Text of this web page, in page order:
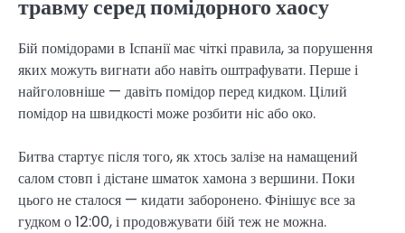
травму серед помідорного хаосу
Бій помідорами в Іспанії має чіткі правила, за порушення
яких можуть вигнати або навіть оштрафувати. Перше і
найголовніше — давіть помідор перед кидком. Цілий
помідор на швидкості може розбити ніс або око.
Битва стартує після того, як хтось залізе на намащений
салом стовп і дістане шматок хамона з вершини. Поки
цього не сталося — кидати заборонено. Фінішує все за
гудком о 12:00, і продовжувати бій теж не можна.